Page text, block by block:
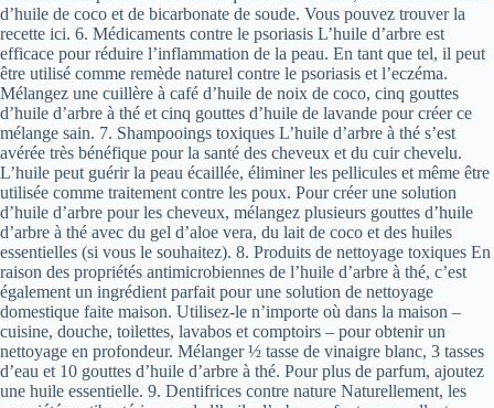
d’huile de coco et de bicarbonate de soude. Vous pouvez trouver la
recette ici. 6. Médicaments contre le psoriasis L’huile d’arbre est
efficace pour réduire l’inflammation de la peau. En tant que tel, il peut
être utilisé comme remède naturel contre le psoriasis et l’eczéma.
Mélangez une cuillère à café d’huile de noix de coco, cinq gouttes
d’huile d’arbre à thé et cinq gouttes d’huile de lavande pour créer ce
mélange sain. 7. Shampooings toxiques L’huile d’arbre à thé s’est
avérée très bénéfique pour la santé des cheveux et du cuir chevelu.
L’huile peut guérir la peau écaillée, éliminer les pellicules et même être
utilisée comme traitement contre les poux. Pour créer une solution
d’huile d’arbre pour les cheveux, mélangez plusieurs gouttes d’huile
d’arbre à thé avec du gel d’aloe vera, du lait de coco et des huiles
essentielles (si vous le souhaitez). 8. Produits de nettoyage toxiques En
raison des propriétés antimicrobiennes de l’huile d’arbre à thé, c’est
également un ingrédient parfait pour une solution de nettoyage
domestique faite maison. Utilisez-le n’importe où dans la maison –
cuisine, douche, toilettes, lavabos et comptoirs – pour obtenir un
nettoyage en profondeur. Mélanger ½ tasse de vinaigre blanc, 3 tasses
d’eau et 10 gouttes d’huile d’arbre à thé. Pour plus de parfum, ajoutez
une huile essentielle. 9. Dentifrices contre nature Naturellement, les